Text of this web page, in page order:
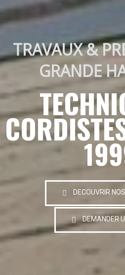
TRAVAUX &
GRANDE
DECOUVRIR
DEMANDER